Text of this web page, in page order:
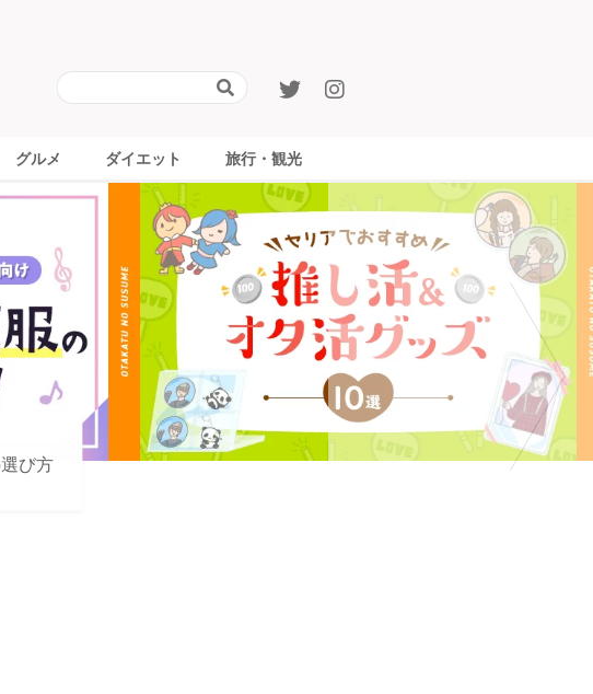
グルメ ダイエット 旅行・観光
ズ10
旅行・観光